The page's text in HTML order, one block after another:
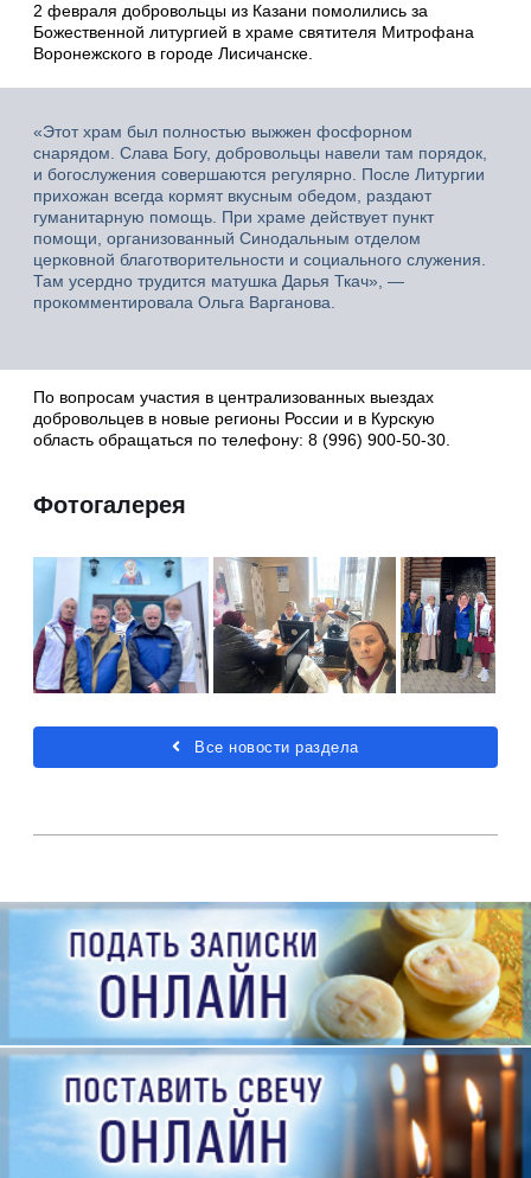
2 февраля добровольцы из Казани помолились за
Божественной литургией в храме святителя Митрофана
Воронежского в городе Лисичанске.
«Этот храм был полностью выжжен фосфорном
снарядом. Слава Богу, добровольцы навели там порядок,
и богослужения совершаются регулярно. После Литургии
прихожан всегда кормят вкусным обедом, раздают
гуманитарную помощь. При храме действует пункт
помощи, организованный Синодальным отделом
церковной благотворительности и социального служения.
Там усердно трудится матушка Дарья Ткач», —
прокомментировала Ольга Варганова.
По вопросам участия в централизованных выездах
добровольцев в новые регионы России и в Курскую
область обращаться по телефону: 8 (996) 900-50-30.
Фотогалерея
Все новости раздела